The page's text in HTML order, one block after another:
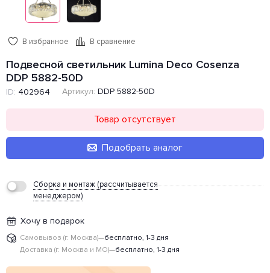
В избранное В сравнение
Подвесной светильник Lumina Deco Cosenza
DDP 5882-50D
ID: 402964 Артикул: DDP 5882-50D
Товар отсутствует
Подобрать аналог
Сборка и монтаж (рассчитывается
менеджером)
Хочу в подарок
Самовывоз (г. Москва)—бесплатно, 1-3 дня
Доставка (г. Москва и МО)—бесплатно, 1-3 дня